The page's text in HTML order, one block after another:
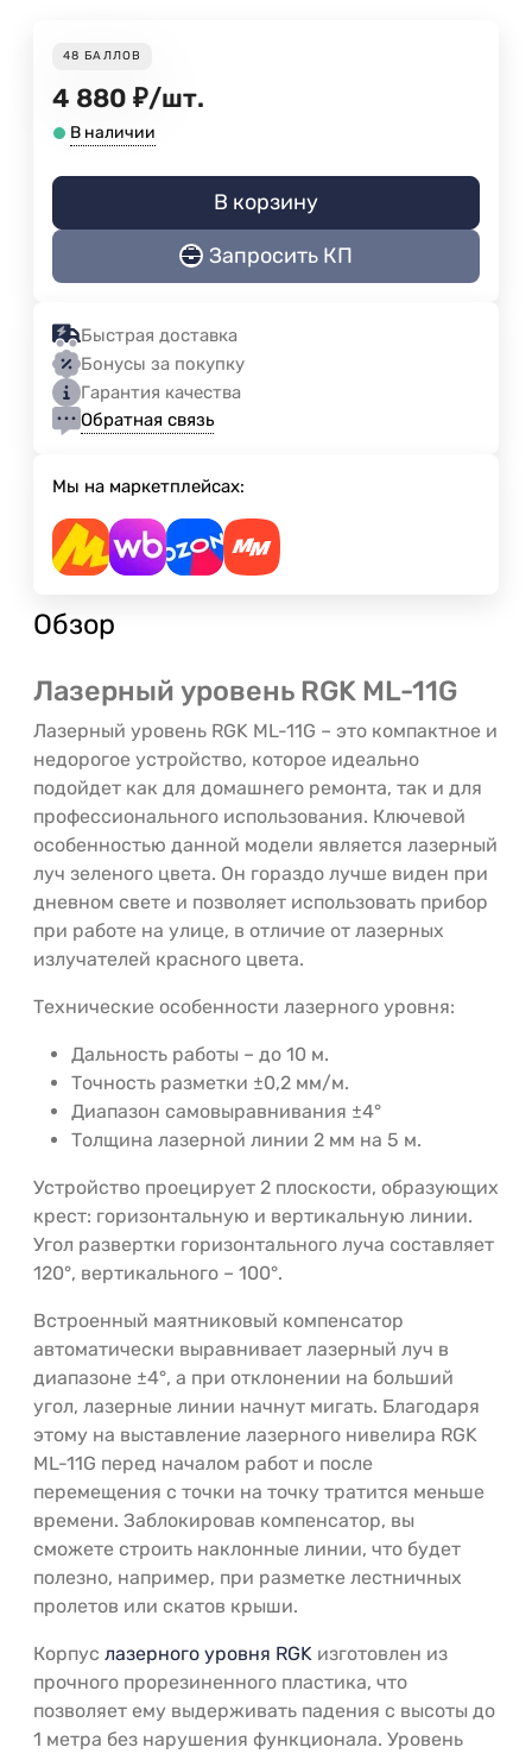
48 БАЛЛОВ
4 880 ₽/шт.
В наличии
В корзину
Запросить КП
Быстрая доставка
Бонусы за покупку
Гарантия качества
Обратная связь
Мы на маркетплейсах:
Обзор
Лазерный уровень RGK ML-11G
Лазерный уровень RGK ML-11G – это компактное и
недорогое устройство, которое идеально
подойдет как для домашнего ремонта, так и для
профессионального использования. Ключевой
особенностью данной модели является лазерный
луч зеленого цвета. Он гораздо лучше виден при
дневном свете и позволяет использовать прибор
при работе на улице, в отличие от лазерных
излучателей красного цвета.
Технические особенности лазерного уровня:
Дальность работы – до 10 м.
Точность разметки ±0,2 мм/м.
Диапазон самовыравнивания ±4°
Толщина лазерной линии 2 мм на 5 м.
Устройство проецирует 2 плоскости, образующих
крест: горизонтальную и вертикальную линии.
Угол развертки горизонтального луча составляет
120°, вертикального – 100°.
Встроенный маятниковый компенсатор
автоматически выравнивает лазерный луч в
диапазоне ±4°, а при отклонении на больший
угол, лазерные линии начнут мигать. Благодаря
этому на выставление лазерного нивелира RGK
ML-11G перед началом работ и после
перемещения с точки на точку тратится меньше
времени. Заблокировав компенсатор, вы
сможете строить наклонные линии, что будет
полезно, например, при разметке лестничных
пролетов или скатов крыши.
Корпус лазерного уровня RGK изготовлен из
прочного прорезиненного пластика, что
позволяет ему выдерживать падения с высоты до
1 метра без нарушения функционала. Уровень